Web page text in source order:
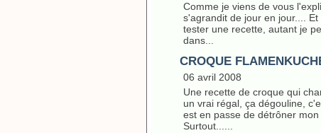
Comme je viens de vous
s'agrandit de jour en jour....
tester une recette, autant je
dans...
CROQUE
06 avril 2008
Une recette de croque qui
un vrai régal, ça dégouline,
est en passe de détrôner
Surtout......